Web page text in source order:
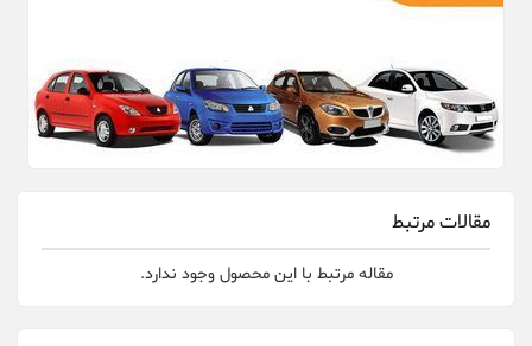
مقالات مرتبط
مقاله مرتبط با این محصول وجود ندارد.